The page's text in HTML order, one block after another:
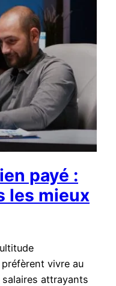
payé :
les mieux
vivre au
attrayants